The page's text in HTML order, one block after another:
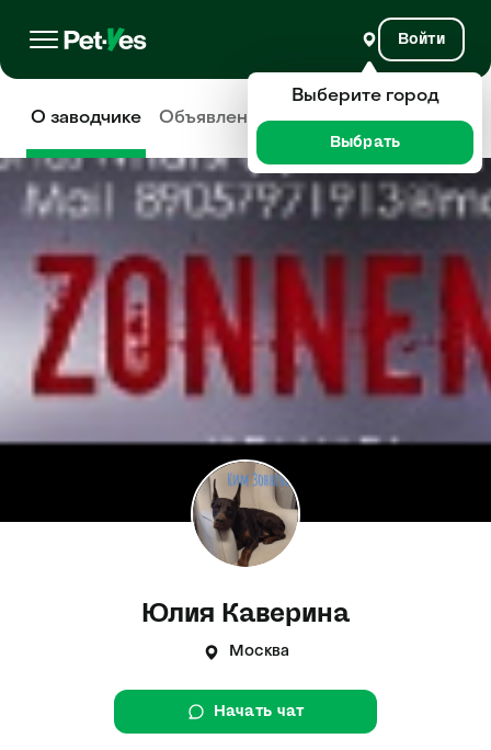
Войти
О заводчике Объявления Отзывы
Юлия Каверина
Москва
Начать чат
Выберите город
Выбрать